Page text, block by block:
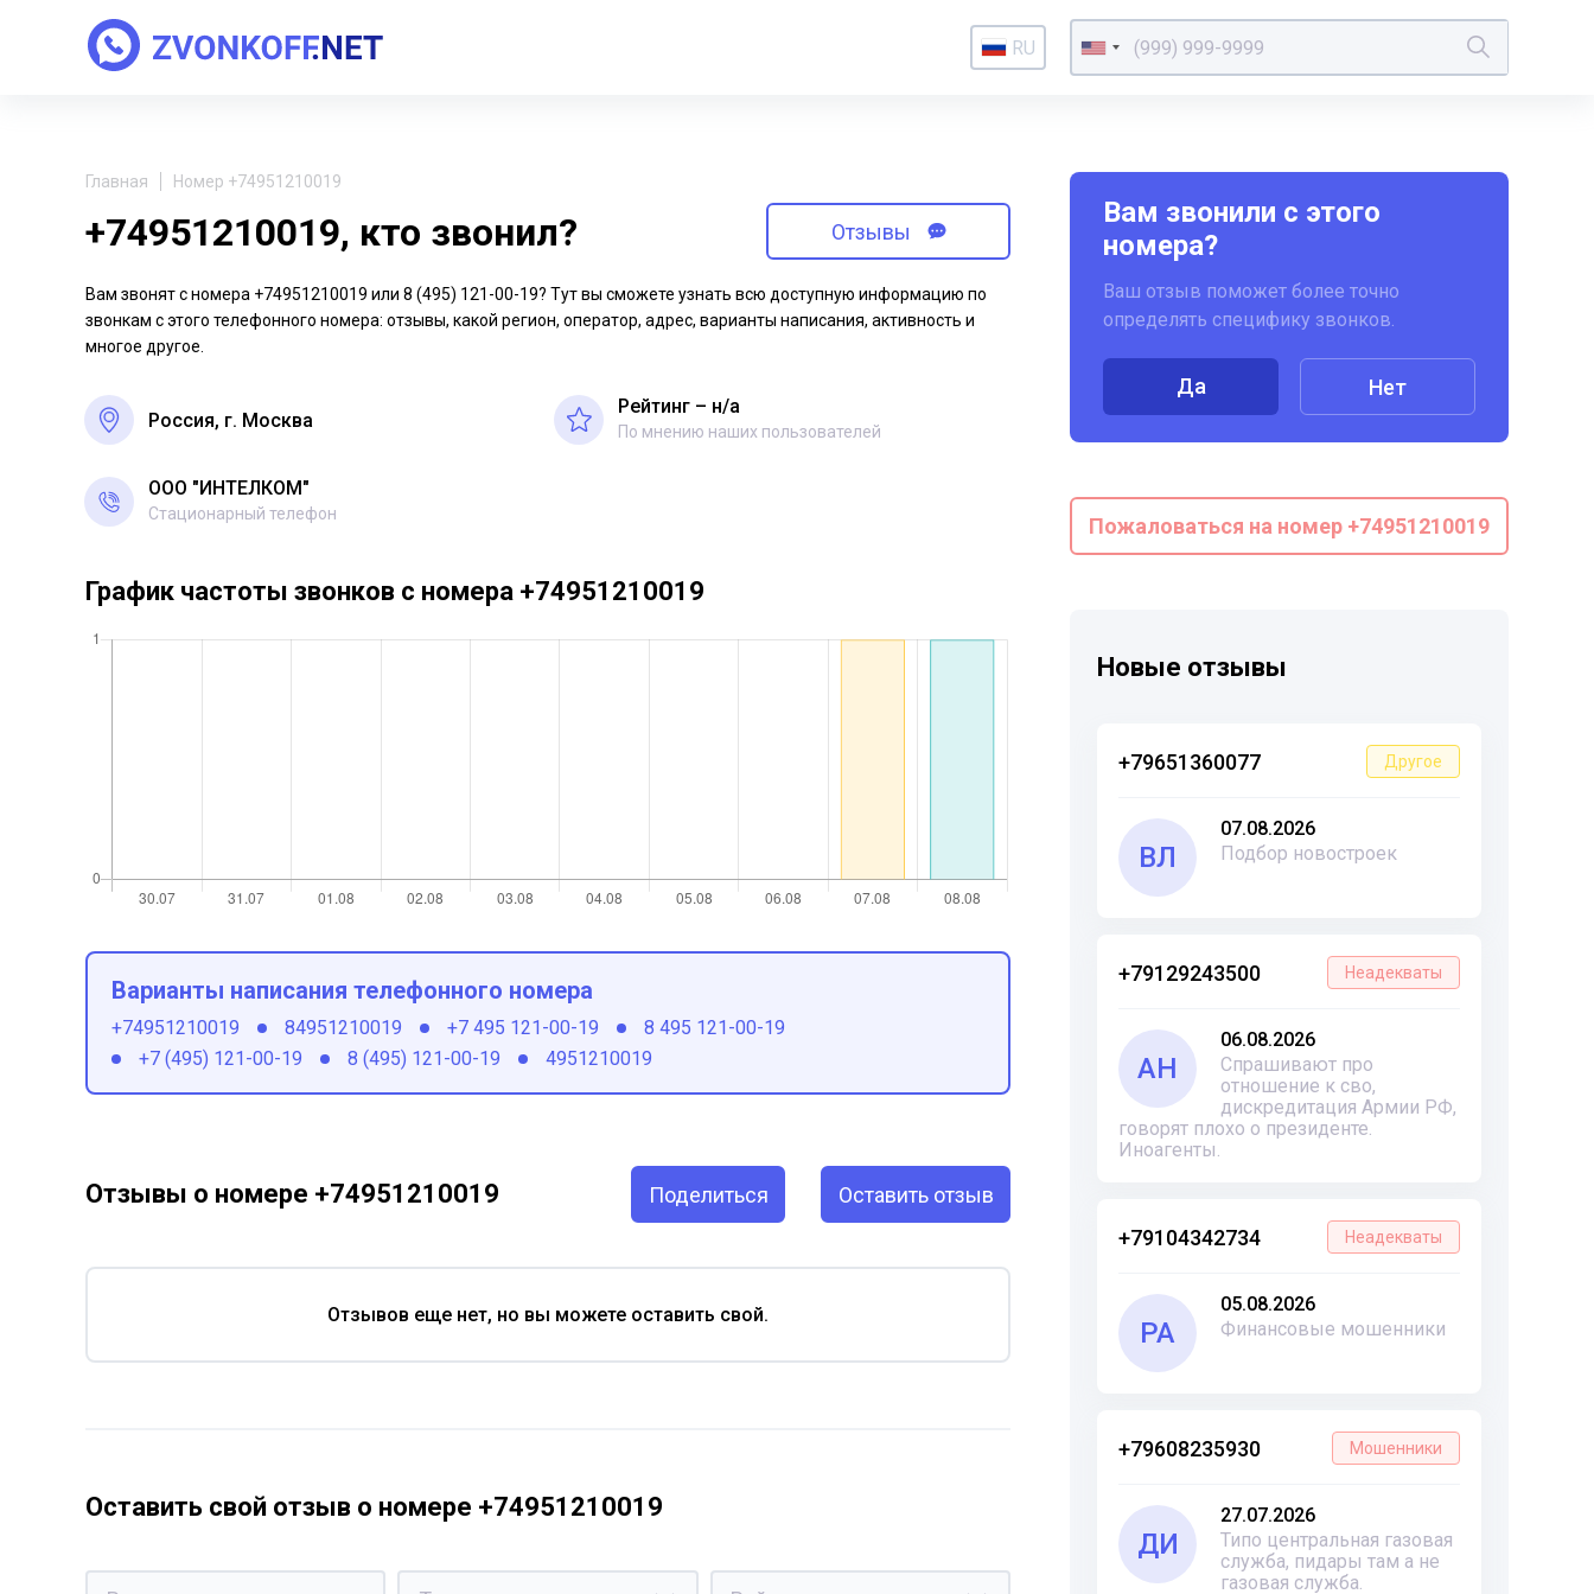
RU
Главная Номер +74951210019
+74951210019, кто звонил? Отзывы
Вам звонят с номера +74951210019 или 8 (495) 121-00-19? Тут вы сможете узнать всю доступную информацию по
звонкам с этого телефонного номера: отзывы, какой регион, оператор, адрес, варианты написания, активность и
многое другое.
Россия, г. Москва
Рейтинг – н/a
По мнению наших пользователей
ООО "ИНТЕЛКОМ"
Стационарный телефон
Вам звонили с этого
номера?
Ваш отзыв поможет более точно
определять специфику звонков.
Да Нет
Пожаловаться на номер +74951210019
Новые отзывы
+79651360077 Другое
ВЛ
07.08.2026
Подбор новостроек
+79129243500 Неадекваты
АН
06.08.2026
Спрашивают про
отношение к сво,
дискредитация Армии РФ,
говорят плохо о президенте.
Иноагенты.
+79104342734 Неадекваты
РА
05.08.2026
Финансовые мошенники
+79608235930 Мошенники
ДИ
27.07.2026
Типо центральная газовая
служба, пидары там а не
газовая служба.
График частоты звонков с номера +74951210019
Варианты написания телефонного номера
+74951210019 84951210019 +7 495 121-00-19
8 495 121-00-19
+7 (495) 121-00-19
8 (495) 121-00-19 4951210019
Отзывы о номере +74951210019 Поделиться Оставить отзыв
Отзывов еще нет, но вы можете оставить свой.
Оставить свой отзыв о номере +74951210019